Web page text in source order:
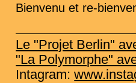
Bienvenu et re-
Le "Projet Berlin"
"La Polymorphe"
Intagram: